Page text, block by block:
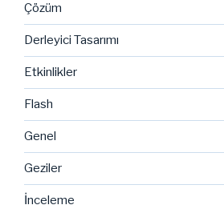
Çözüm
Derleyici Tasarımı
Etkinlikler
Flash
Genel
Geziler
İnceleme